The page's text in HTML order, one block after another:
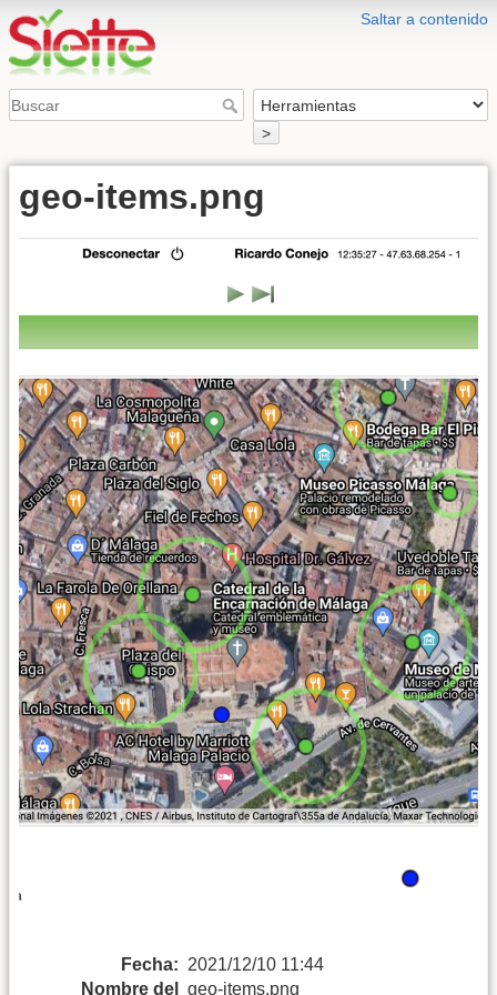
Saltar a contenido
>
geo-items.png
Fecha: 2021/12/10 11:44
Nombre del
geo-items.png